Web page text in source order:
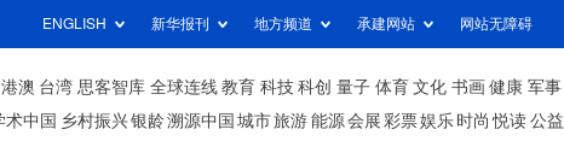
ENGLISH 新华报刊 地方频道 承建网站 网站无障碍
港澳 台湾 思客智库 全球连线 教育 科技 科创 量子 体育 文化 书画 健康 军事
术中国 乡村振兴银龄溯源中国 城市旅游 能源 会展 彩票娱乐 时尚 悦读 公益